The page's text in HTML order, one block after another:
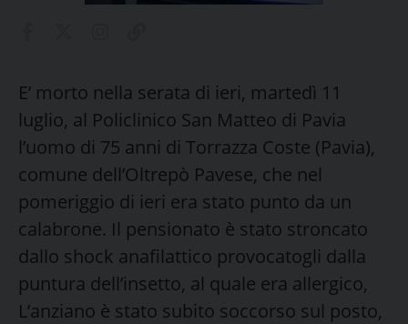
E’ morto nella serata di ieri, martedì 11
luglio, al Policlinico San Matteo di Pavia
l’uomo di 75 anni di Torrazza Coste (Pavia),
comune dell’Oltrepò Pavese, che nel
pomeriggio di ieri era stato punto da un
calabrone. Il pensionato è stato stroncato
dallo shock anafilattico provocatogli dalla
puntura dell’insetto, al quale era allergico,
L’anziano è stato subito soccorso sul posto,